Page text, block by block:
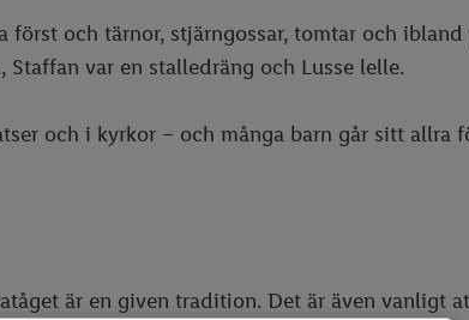
först och tärnor, stjärngossar, tomtar och
Staffan var en stalledräng och Lusse lelle.
och i kyrkor – och många barn går sitt allra
är en given tradition. Det är även vanligt